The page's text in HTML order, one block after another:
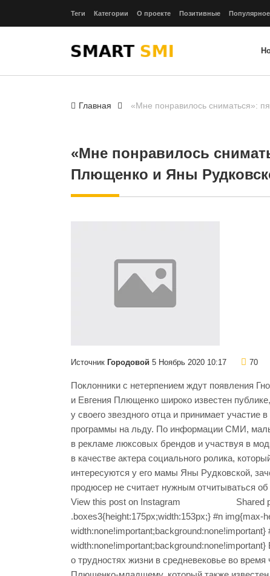
Теги Категории О проекте Позитивные Популярное
Главная «Мне понравилось сниматься»:
«Мне понравилось
Плющенко и Яны
Источник Городовой 5 Ноябрь 2020 10:17 70
Поклонники с нетерпением ждут появления
и Евгения Плющенко широко известен
у своего звездного отца и принимает
программы на льду. По информации СМИ,
в рекламе люксовых брендов и участвуя в
в качестве актера социального ролика,
интересуются у его мамы Яны Рудковской,
продюсер не считает нужным отчитываться
View this post on Instagram Shared post
.boxes3{height:175px;width:153px;} #n img{max-
о трудностях жизни в средневековье во